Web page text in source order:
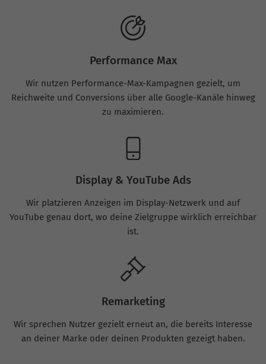
Performance Max
Wir nutzen Performance-Max-Kampagnen gezielt, um
Reichweite und Conversions über alle Google-Kanäle hinweg
zu maximieren.
Display & YouTube Ads
Wir platzieren Anzeigen im Display-Netzwerk und auf
YouTube genau dort, wo deine Zielgruppe wirklich erreichbar
ist.
Remarketing
Wir sprechen Nutzer gezielt erneut an, die bereits Interesse
an deiner Marke oder deinen Produkten gezeigt haben.